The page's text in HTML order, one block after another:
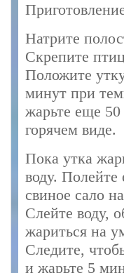
Натрите
Скрепите
Положите
минут при
жарьте еще
горячем виде.
Пока утка
воду.
свиное сало
Слейте воду,
жариться на
Следите,
и жарьте 5